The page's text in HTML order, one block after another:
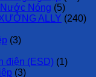
Nóng (5)
ALLY (240)
(3)
điện (ESD) (1)
(3)